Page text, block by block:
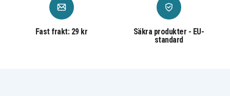
Fast frakt: 29 kr
Säkra produkter - EU-
standard